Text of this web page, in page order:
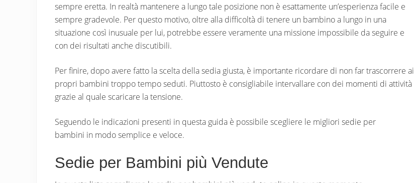
sempre eretta. In realtà mantenere a lungo tale posizione non è esattamente un’esperienza facile e
sempre gradevole. Per questo motivo, oltre alla difficoltà di tenere un bambino a lungo in una
situazione così inusuale per lui, potrebbe essere veramente una missione impossibile da seguire e
con dei risultati anche discutibili.
Per finire, dopo avere fatto la scelta della sedia giusta, è importante ricordare di non far trascorrere ai
propri bambini troppo tempo seduti. Piuttosto è consigliabile intervallare con dei momenti di attività
grazie al quale scaricare la tensione.
Seguendo le indicazioni presenti in questa guida è possibile scegliere le migliori sedie per
bambini in modo semplice e veloce.
Sedie per Bambini più Vendute